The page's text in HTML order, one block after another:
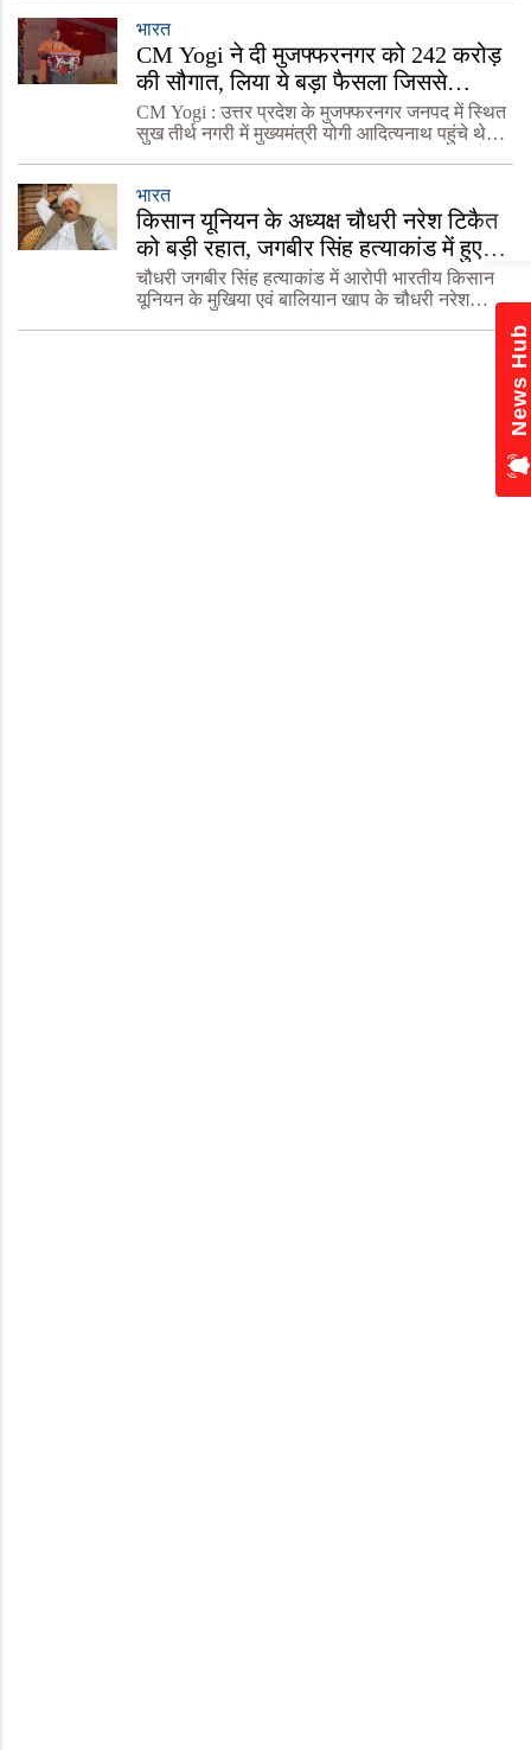
भारत
CM Yogi ने दी मुजफ्फरनगर को 242 करोड़
की सौगात, लिया ये बड़ा फैसला जिससे
किसानों की होगी बल्ले -बल्ले
CM Yogi : उत्तर प्रदेश के मुजफ्फरनगर जनपद में स्थित
सुख तीर्थ नगरी में मुख्यमंत्री योगी आदित्यनाथ पहुंचे थे।
भारत
किसान यूनियन के अध्यक्ष चौधरी नरेश टिकैत
को बड़ी रहात, जगबीर सिंह हत्याकांड में हुए
बरी
चौधरी जगबीर सिंह हत्याकांड में आरोपी भारतीय किसान
यूनियन के मुखिया एवं बालियान खाप के चौधरी नरेश
iQOO Neo 10R
Flagship Coming to
Here’s What We